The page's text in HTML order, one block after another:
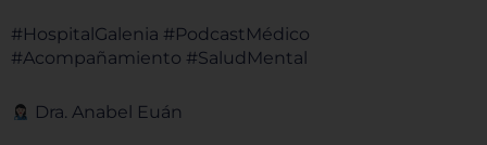
#HospitalGalenia #PodcastMédico
#Acompañamiento #SaludMental
Dra. Anabel Euán